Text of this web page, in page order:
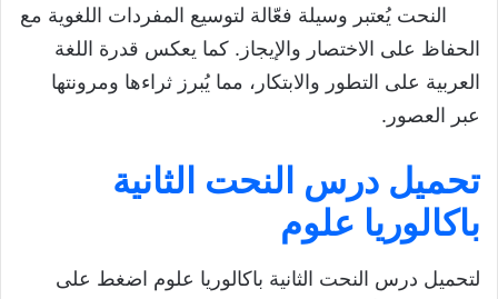
النحت يُعتبر وسيلة فعّالة لتوسيع المفردات اللغوية مع
الحفاظ على الاختصار والإيجاز. كما يعكس قدرة اللغة
العربية على التطور والابتكار، مما يُبرز ثراءها ومرونتها
عبر العصور.
تحميل درس النحت الثانية
باكالوريا علوم
لتحميل درس النحت الثانية باكالوريا علوم اضغط على